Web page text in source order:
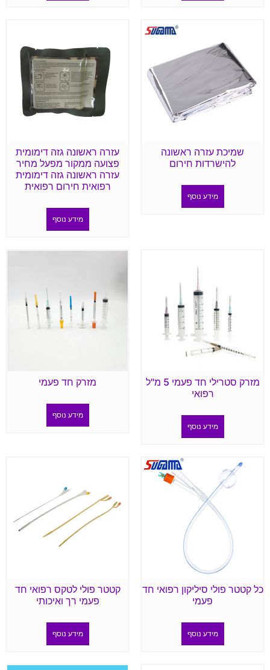
שמיכת עזרה ראשונה
להישרדות חירום
מידע נוסף
עזרה ראשונה גזה דימומית
פצועה ממקור מפעל מחיר
עזרה ראשונה גזה דימומית
רפואית חירום רפואית
מידע נוסף
מזרק סטרילי חד פעמי 5 מ"ל
רפואי
מידע נוסף
מזרק חד פעמי
מידע נוסף
כל קטטר פולי סיליקון רפואי חד
פעמי
מידע נוסף
קטטר פולי לטקס רפואי חד
פעמי רך ואיכותי
מידע נוסף